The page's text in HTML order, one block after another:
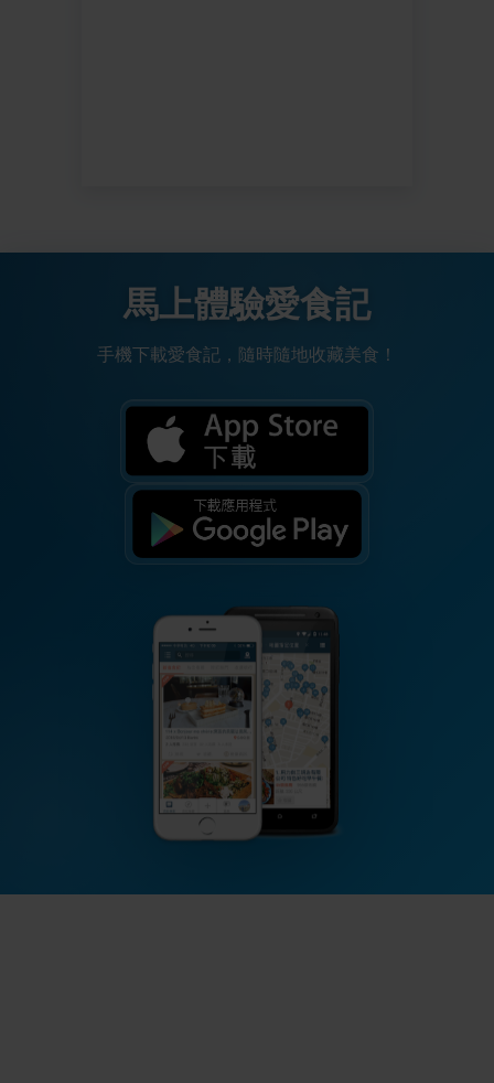
馬上體驗愛食記
手機下載愛食記，隨時隨地收藏美食！